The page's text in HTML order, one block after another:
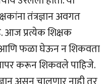
तंत्रज्ञान अवगत
प्रत्येक शिक्षक
फळा घेऊन न शिकवता
वापर करून शिकवले पाहिजे.